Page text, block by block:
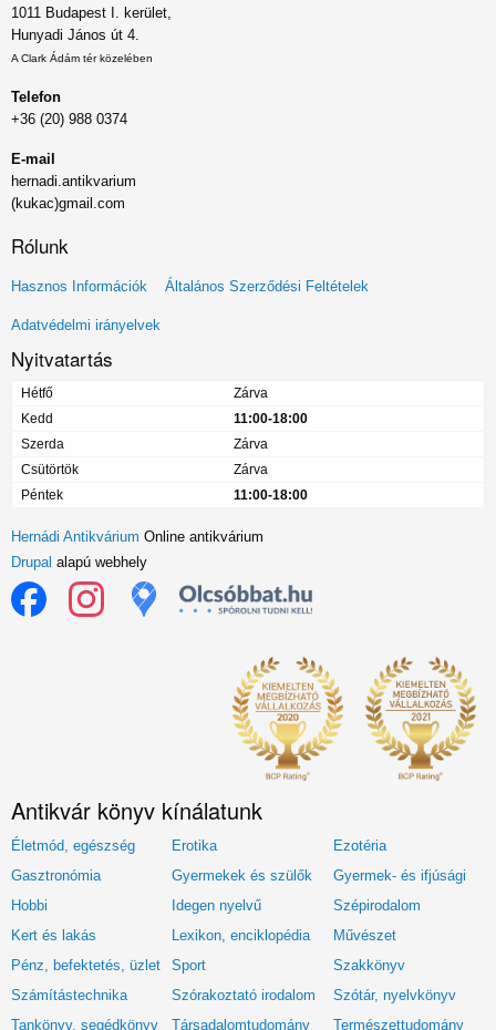
1011 Budapest I. kerület,
Hunyadi János út 4.
A Clark Ádám tér közelében
Telefon
+36 (20) 988 0374
E-mail
hernadi.antikvarium
(kukac)gmail.com
Rólunk
Lábléc
menü
Hasznos Információk Általános Szerződési Feltételek
Adatvédelmi irányelvek
Nyitvatartás
Hétfő
Zárva
Kedd
11:00-18:00
Szerda
Zárva
Csütörtök
Zárva
Péntek
11:00-18:00
Hernádi Antikvárium Online antikvárium
Drupal alapú webhely
Antikvár könyv kínálatunk
Életmód, egészség Erotika
Ezotéria
Gasztronómia
Gyermekek és szülők
Gyermek- és ifjúsági
Hobbi
Idegen nyelvű
Szépirodalom
Kert és lakás
Lexikon, enciklopédia
Művészet
Pénz, befektetés, üzlet
Sport
Szakkönyv
Számítástechnika
Szórakoztató irodalom
Szótár, nyelvkönyv
Tankönyv, segédkönyv
Társadalomtudomány Természettudomány